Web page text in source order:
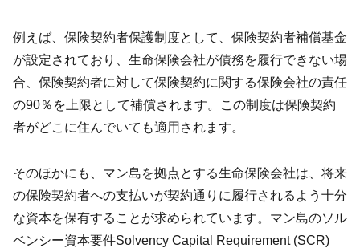
例えば、保険契約者保護制度として、保険契約者補償基金
が設定されており、生命保険会社が債務を履行できない場
合、保険契約者に対して保険契約に関する保険会社の責任
の90％を上限として補償されます。この制度は保険契約
者がどこに住んでいても適用されます。
そのほかにも、マン島を拠点とする生命保険会社は、将来
の保険契約者への支払いが契約通りに履行されるよう十分
な資本を保有することが求められています。マン島のソル
ベンシー資本要件Solvency Capital Requirement (SCR)